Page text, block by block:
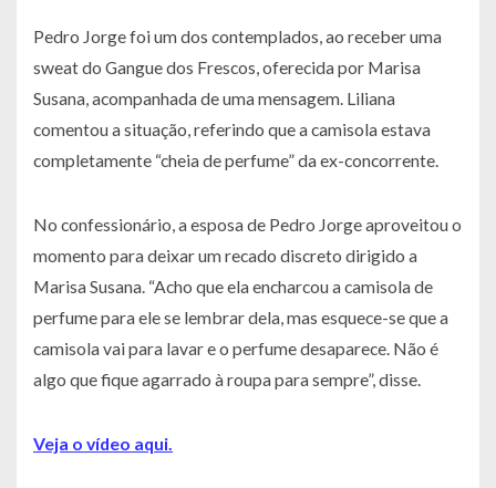
Pedro Jorge foi um dos contemplados, ao receber uma
sweat do Gangue dos Frescos, oferecida por Marisa
Susana, acompanhada de uma mensagem. Liliana
comentou a situação, referindo que a camisola estava
completamente “cheia de perfume” da ex-concorrente.
No confessionário, a esposa de Pedro Jorge aproveitou o
momento para deixar um recado discreto dirigido a
Marisa Susana. “Acho que ela encharcou a camisola de
perfume para ele se lembrar dela, mas esquece-se que a
camisola vai para lavar e o perfume desaparece. Não é
algo que fique agarrado à roupa para sempre”, disse.
Veja o vídeo aqui.